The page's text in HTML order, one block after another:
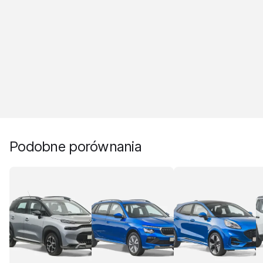
Podobne porównania